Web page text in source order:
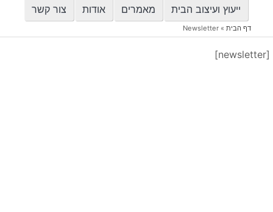
ייעוץ ועיצוב הבית מאמרים אודות צור קשר
דף הבית»
Newsletter
[newsletter]